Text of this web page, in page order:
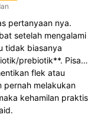
pertanyaan nya.
setelah mengalami
tidak biasanya
prebiotik**. Pisang
flek atau
pernah melakukan
kehamilan praktis